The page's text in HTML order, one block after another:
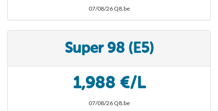
07/08/26 Q8.be
Super 98 (E5)
1,988 €/L
07/08/26 Q8.be